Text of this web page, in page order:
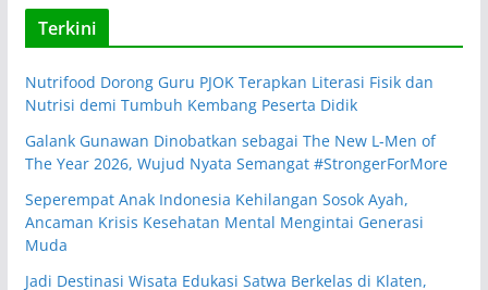
Terkini
Nutrifood Dorong Guru PJOK Terapkan Literasi Fisik dan
Nutrisi demi Tumbuh Kembang Peserta Didik
Galank Gunawan Dinobatkan sebagai The New L-Men of
The Year 2026, Wujud Nyata Semangat #StrongerForMore
Seperempat Anak Indonesia Kehilangan Sosok Ayah,
Ancaman Krisis Kesehatan Mental Mengintai Generasi
Muda
Jadi Destinasi Wisata Edukasi Satwa Berkelas di Klaten,